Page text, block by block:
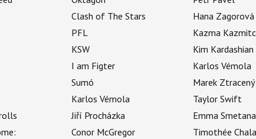
Clash of The Stars
PFL
KSW
I am Figter
Sumó
Karlos Vémola
Jiří Procházka
Conor McGregor
Hana Zagorová
Kazma
Kim Kardashian
Karlos Vémola
Marek Ztracený
Taylor Swift
Emma Smetana
Timothée